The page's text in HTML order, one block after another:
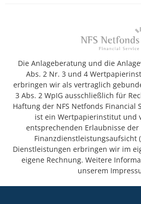
Die Anlageberatung und die
Abs. 2 Nr. 3 und 4
erbringen wir als vertraglich
3 Abs. 2 WpIG ausschließlich für
Haftung der NFS Netfonds Financial
ist ein Wertpapierinstitut und
entsprechenden Erlaubnisse
Finanzdienstleistungsaufsicht
Dienstleistungen erbringen wir im
eigene Rechnung. Weitere
unserem